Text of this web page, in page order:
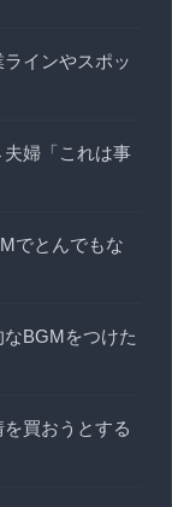
インやスポッ
婦「これは事
でとんでもな
なBGMをつけた
買おうとする